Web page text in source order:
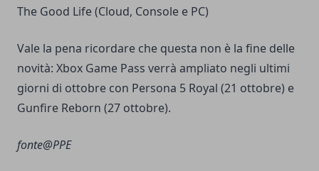
The Good Life (Cloud, Console e PC)
Vale la pena ricordare che questa non è la fine delle
novità: Xbox Game Pass verrà ampliato negli ultimi
giorni di ottobre con Persona 5 Royal (21 ottobre) e
Gunfire Reborn (27 ottobre).
fonte@PPE